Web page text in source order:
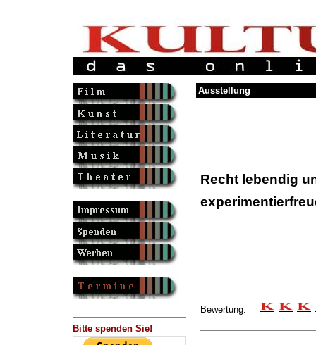
Bitte spenden Sie!
Ausstellung
Recht lebendig
Bewertung: